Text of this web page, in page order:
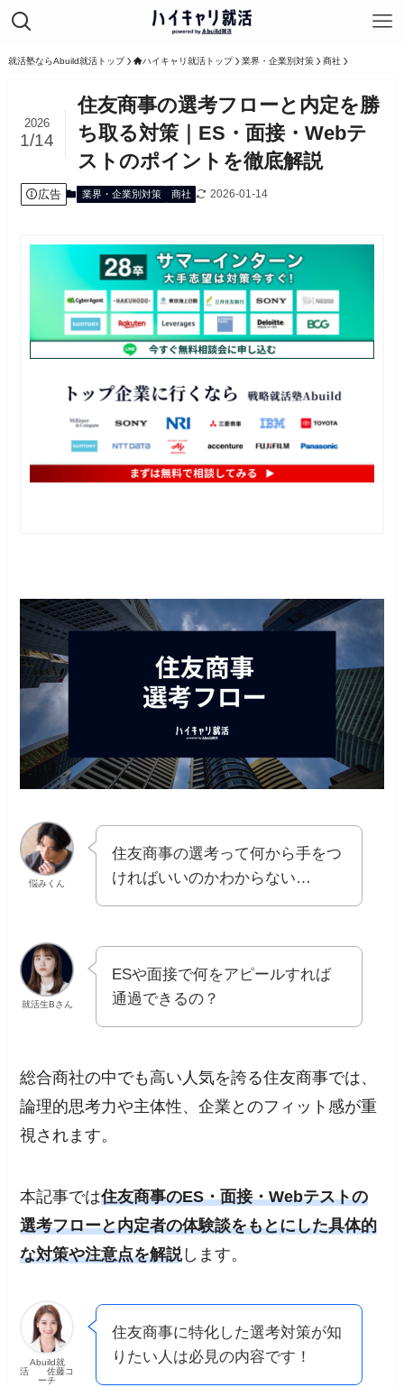
就活塾ならAbuild就活トップ ハイキャリ就活トップ 業界・企業別対策 商社
住友商事の選考フローと内定を勝
ち取る対策｜ES・面接・Webテ
ストのポイントを徹底解説
2026
1/14
広告 業界・企業別対策 商社 2026-01-14
悩みくん
住友商事の選考って何から手をつ
ければいいのかわからない…
就活生Bさん
ESや面接で何をアピールすれば
通過できるの？
総合商社の中でも高い人気を誇る住友商事では、
論理的思考力や主体性、企業とのフィット感が重
視されます。
本記事では住友商事のES・面接・Webテストの
選考フローと内定者の体験談をもとにした具体的
な対策や注意点を解説します。
Abuild就
活 佐藤コ
ーチ
住友商事に特化した選考対策が知
りたい人は必見の内容です！